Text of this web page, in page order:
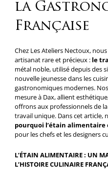
la
Française
Chez Les Ateliers Nectoux,
artisanat rare et précieux : le
métal noble, utilisé depuis des
nouvelle jeunesse dans les
gastronomiques modernes.
mesure à Dax, allient
offrons aux professionnels de
travail unique. Dans cet article,
pourquoi l’étain
pour les chefs et les designers
L’ÉTAIN ALIMENTAIRE : UN
L’HISTOIRE CULINAIRE